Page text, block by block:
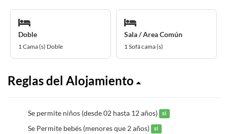
Doble
1 Cama (s) Doble
Sala / Area Común
1 Sofá cama (s)
Reglas del Alojamiento
Se permite niños (desde 02 hasta 12 años) sí
Se Permite bebés (menores que 2 años) sí